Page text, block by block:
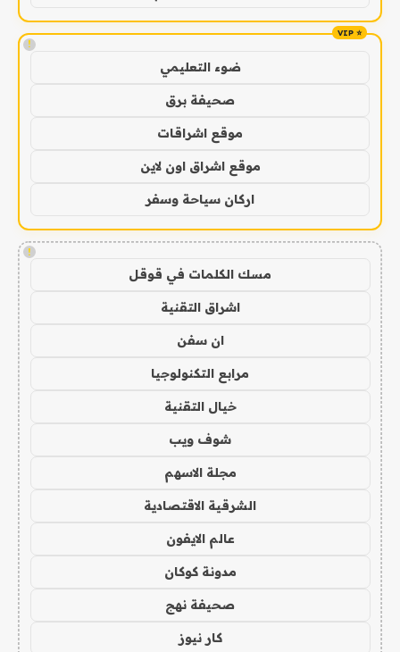
!
ضوء التعليمي
صحيفة برق
موقع اشراقات
موقع اشراق اون لاين
اركان سياحة وسفر
!
مسك الكلمات في قوقل
اشراق التقنية
ان سفن
مرابع التكنولوجيا
خيال التقنية
شوف ويب
مجلة الاسهم
الشرقية الاقتصادية
عالم الايفون
مدونة كوكان
صحيفة نهج
كار نيوز